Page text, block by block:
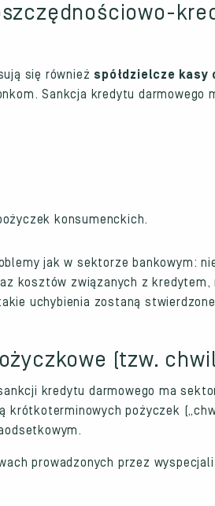
się również spółdzielcze kasy
Sankcja kredytu
konsumenckich.
jak w sektorze bankowym:
kosztów związanych z kredytem,
uchybienia zostaną
(tzw.
kredytu darmowego ma
krótkoterminowych pożyczek
prowadzonych przez